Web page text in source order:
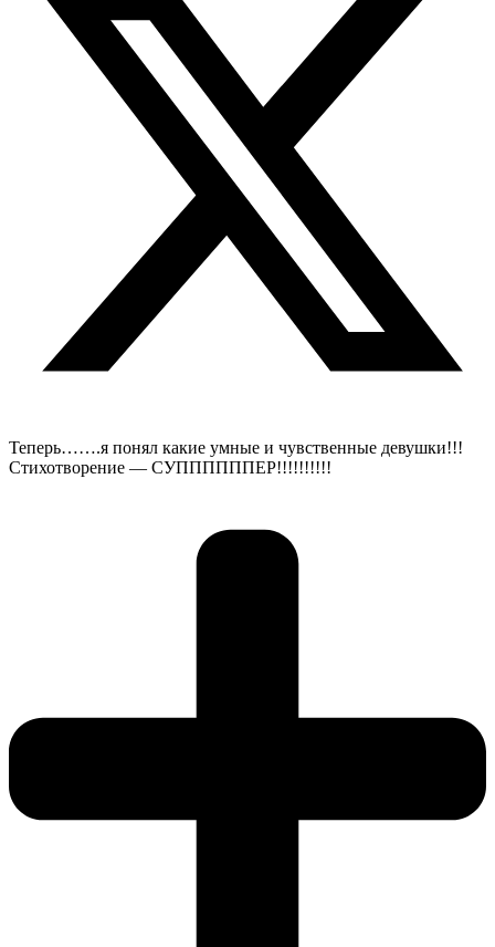
Теперь…….я понял какие умные и чувственные девушки!!!
Стихотворение — СУППППППЕР!!!!!!!!!!